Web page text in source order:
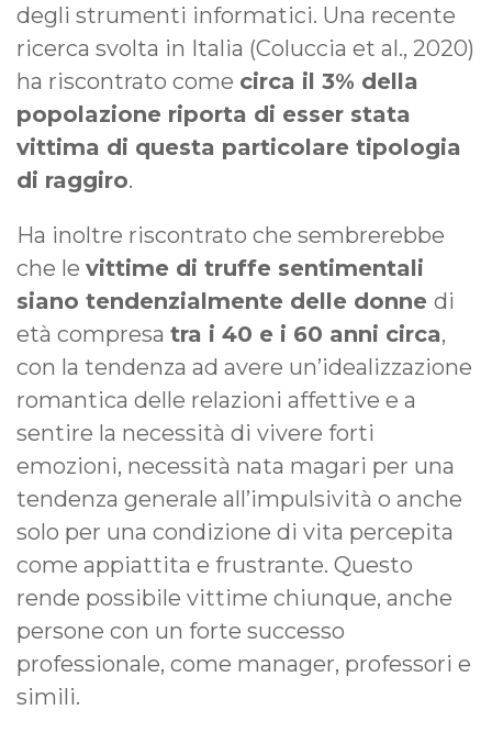
degli strumenti informatici. Una recente
ricerca svolta in Italia (Coluccia et al., 2020)
ha riscontrato come circa il 3% della
popolazione riporta di esser stata
vittima di questa particolare tipologia
di raggiro.
Ha inoltre riscontrato che sembrerebbe
che le vittime di truffe sentimentali
siano tendenzialmente delle donne di
età compresa tra i 40 e i 60 anni circa,
con la tendenza ad avere un’idealizzazione
romantica delle relazioni affettive e a
sentire la necessità di vivere forti
emozioni, necessità nata magari per una
tendenza generale all’impulsività o anche
solo per una condizione di vita percepita
come appiattita e frustrante. Questo
rende possibile vittime chiunque, anche
persone con un forte successo
professionale, come manager, professori e
simili.